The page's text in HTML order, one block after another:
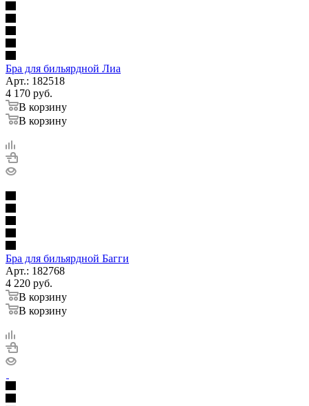
Бра для бильярдной Лиа
Арт.: 182518
4 170 руб.
В корзину
В корзину
Бра для бильярдной Багги
Арт.: 182768
4 220 руб.
В корзину
В корзину